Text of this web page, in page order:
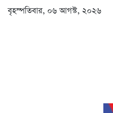
বৃহস্পতিবার, ০৬ আগস্ট, ২০২৬